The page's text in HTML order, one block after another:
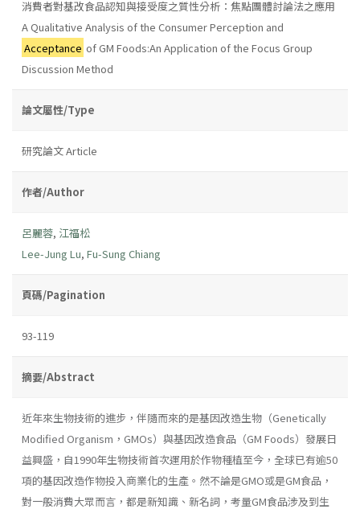
消費者對基改食品認知與接受度之質性分析：焦點團體討論法之應用
A Qualitative Analysis of the Consumer Perception and
Acceptance of GM Foods:An Application of the Focus Group
Discussion Method
論文屬性/Type
研究論文 Article
作者/Author
呂麗蓉, 江福松
Lee-Jung Lu, Fu-Sung Chiang
頁碼/Pagination
93-119
摘要/Abstract
近年來生物技術的進步，伴隨而來的是基因改造生物（Genetically
Modified Organism，GMOs）與基因改造食品（GM Foods）發展日
益興盛，自1990年生物技術首次運用於作物種植至今，全球已有逾50
項的基因改造作物投入商業化的生產。然不論是GMO或是GM食品，
對一般消費大眾而言，都是新知識、新名詞，考量GM食品涉及到生